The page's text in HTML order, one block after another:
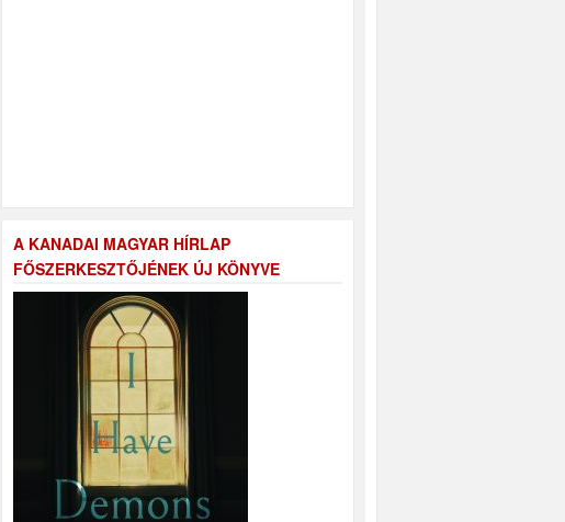
A KANADAI MAGYAR HÍRLAP
FŐSZERKESZTŐJÉNEK ÚJ KÖNYVE